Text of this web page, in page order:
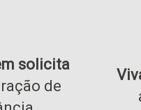
solicita
de